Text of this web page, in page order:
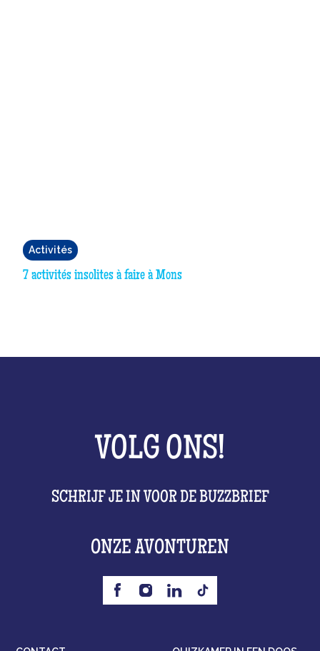
Activités
7 activités insolites à faire à Mons
VOLG ONS!
SCHRIJF JE IN VOOR DE BUZZBRIEF
ONZE AVONTUREN